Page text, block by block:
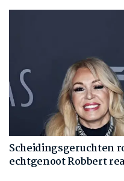
Scheidingsgeruchten
echtgenoot Robbert